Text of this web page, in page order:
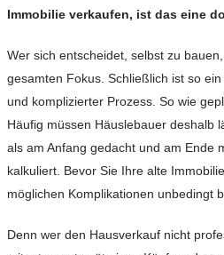
Immobilie verkaufen, ist das eine
Wer sich entscheidet, selbst zu
gesamten Fokus. Schließlich ist so
und komplizierter Prozess. So wie
Häufig müssen Häuslebauer deshalb
als am Anfang gedacht und am Ende
kalkuliert. Bevor Sie Ihre alte
möglichen Komplikationen unbedingt
Denn wer den Hausverkauf nicht